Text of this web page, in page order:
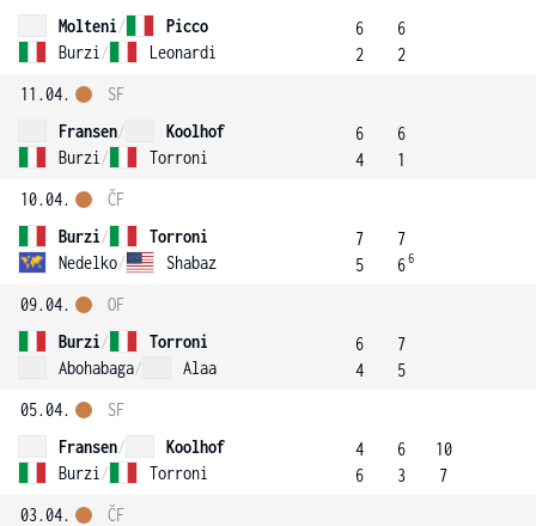
Molteni/
Picco
Burzi / Leonardi
6
2
6
2
11.04.
Fransen/
Koolhof
Burzi / Torroni
SF
6
4
6
1
10.04.
Burzi/
Torroni
Nedelko/ Shabaz
ČF
7
5
7
66
09.04.
Burzi/
Torroni
Abohabaga/ Alaa
OF
6
4
7
5
05.04.
Fransen/
Koolhof
Burzi / Torroni
SF
4
6
6
3
10
7
03.04.
ČF